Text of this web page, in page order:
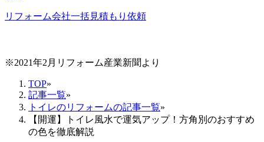
リフォーム会社一括見積もり依頼
※2021年2月リフォーム産業新聞より
TOP»
記事一覧»
トイレのリフォームの記事一覧»
【開運】トイレ風水で運気アップ！方角別のおすすめ
の色を徹底解説